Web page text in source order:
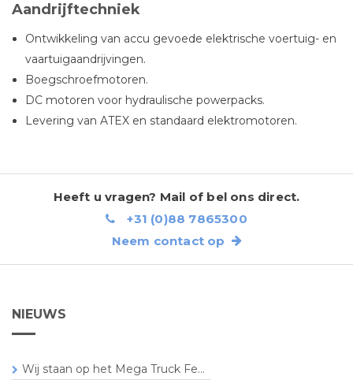
Aandrijftechniek
Ontwikkeling van accu gevoede elektrische voertuig- en
vaartuigaandrijvingen.
Boegschroefmotoren.
DC motoren voor hydraulische powerpacks.
Levering van ATEX en standaard elektromotoren.
Heeft u vragen? Mail of bel ons direct.
+31 (0)88 7865300
Neem contact op
NIEUWS
Wij staan op het Mega Truck Fe...